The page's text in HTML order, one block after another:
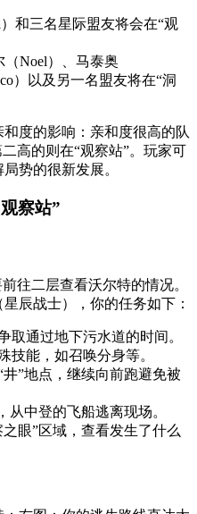
和三名星际盟友将会在“观
（Noel）、马泰奥
）以及另一名盟友将在“洞
度的影响：亲和度很高的队
高的则在“观察站”。玩家可
势的很新发展。
察站”
往二层查看沃尔特的情况。
辰战士），你的任务如下：
取通过地下污水道的时间。
技能，如召唤分身等。
”地点，继续向前跑避免被
从中登的飞船逃离现场。
眼”区域，查看发生了什么